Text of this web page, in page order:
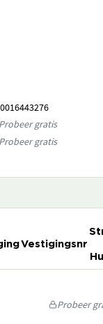
Probeer gratis
Probeer gratis
Vestigingsnr
Probeer